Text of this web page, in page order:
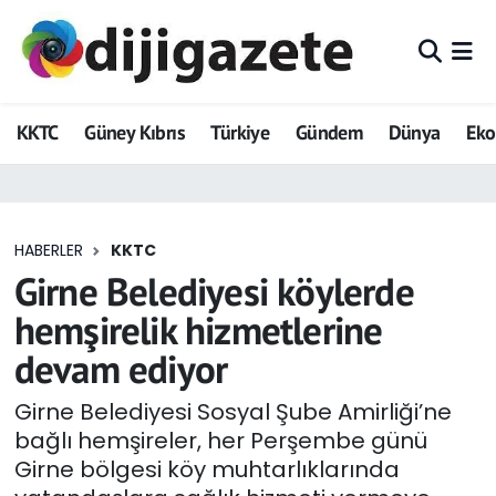
KKTC Güney Kıbrıs Türkiye Gündem Dünya
HABERLER KKTC
Girne Belediyesi köylerde
hemşirelik hizmetlerine
devam ediyor
Girne Belediyesi Sosyal Şube Amirliği’ne
bağlı hemşireler, her Perşembe günü
Girne bölgesi köy muhtarlıklarında
ADVERTORIAL
Dijigazete
Eğitim
Ekonomi
Foto Galeri
GEZİ
Güncel
Hava Durumu
Trafik Durumu
Tüm Manşetler
Son Dakika Haberleri
Haber Arşivi